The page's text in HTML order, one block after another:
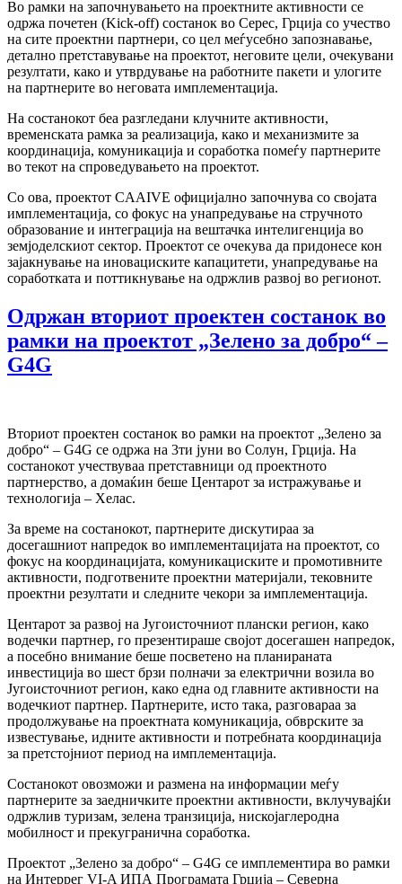
Во рамки на започнувањето на проектните активности се
одржа почетен (Kick-off) состанок во Серес, Грција со учество
на сите проектни партнери, со цел меѓусебно запознавање,
детално претставување на проектот, неговите цели, очекувани
резултати, како и утврдување на работните пакети и улогите
на партнерите во неговата имплементација.
На состанокот беа разгледани клучните активности,
временската рамка за реализација, како и механизмите за
координација, комуникација и соработка помеѓу партнерите
во текот на спроведувањето на проектот.
Со ова, проектот CAAIVE официјално започнува со својата
имплементација, со фокус на унапредување на стручното
образование и интеграција на вештачка интелигенција во
земјоделскиот сектор. Проектот се очекува да придонесе кон
зајакнување на иновациските капацитети, унапредување на
соработката и поттикнување на одржлив развој во регионот.
Одржан вториот проектен состанок во
рамки на проектот „Зелено за добро“ –
G4G
Вториот проектен состанок во рамки на проектот „Зелено за
добро“ – G4G се одржа на 3ти jуни во Солун, Грција. На
состанокот учествуваа претставници од проектното
партнерство, а домаќин беше Центарот за истражување и
технологија – Хелас.
За време на состанокот, партнерите дискутираа за
досегашниот напредок во имплементацијата на проектот, со
фокус на координацијата, комуникациските и промотивните
активности, подготвените проектни материјали, тековните
проектни резултати и следните чекори за имплементација.
Центарот за развој на Југоисточниот плански регион, како
водечки партнер, го презентираше својот досегашен напредок,
а посебно внимание беше посветено на планираната
инвестиција во шест брзи полначи за електрични возила во
Југоисточниот регион, како една од главните активности на
водечкиот партнер. Партнерите, исто така, разговараа за
продолжување на проектната комуникација, обврските за
известување, идните активности и потребната координација
за претстојниот период на имплементација.
Состанокот овозможи и размена на информации меѓу
партнерите за заедничките проектни активности, вклучувајќи
одржлив туризам, зелена транзиција, нискојаглеродна
мобилност и прекугранична соработка.
Проектот „Зелено за добро“ – G4G се имплементира во рамки
на Интеррег VI-A ИПА Програмата Грција – Северна